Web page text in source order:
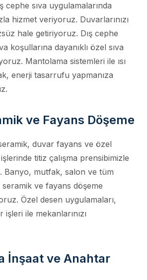
cephe sıva uygulamalarında
hizmet veriyoruz. Duvarlarınızı
hale getiriyoruz. Dış cephe
koşullarına dayanıklı özel sıva
Mantolama sistemleri ile ısı
enerji tasarrufu yapmanıza
ve Fayans Döşeme
duvar fayans ve özel
titiz çalışma prensibimizle
Banyo, mutfak, salon ve tüm
seramik ve fayans döşeme
Özel desen uygulamaları,
ile mekanlarınızı
İnşaat ve Anahtar